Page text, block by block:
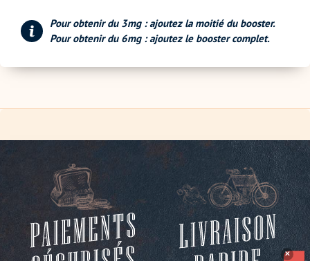
Pour obtenir du 3mg : ajoutez la moitié du booster.
Pour obtenir du 6mg : ajoutez le booster complet.
✕